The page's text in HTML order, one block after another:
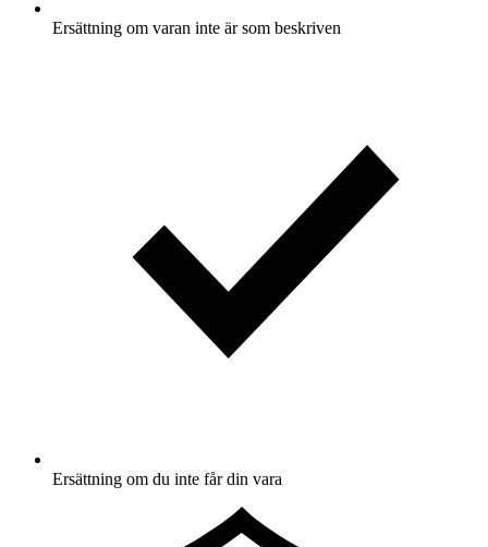
Ersättning om varan inte är som beskriven
Ersättning om du inte får din vara